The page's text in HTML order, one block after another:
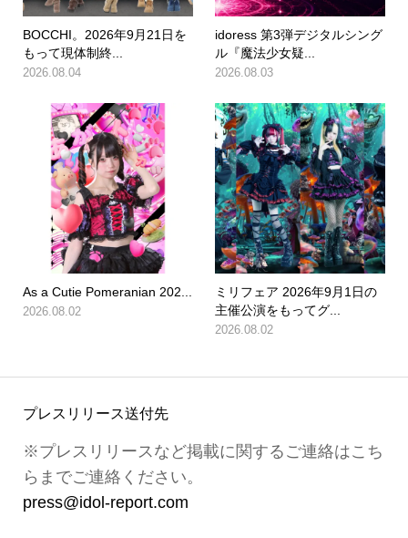
BOCCHI。2026年9月21日を
もって現体制終...
2026.08.04
idoress 第3弾デジタルシング
ル『魔法少女疑...
2026.08.03
As a Cutie Pomeranian 202...
2026.08.02
ミリフェア 2026年9月1日の
主催公演をもってグ...
2026.08.02
プレスリリース送付先
※プレスリリースなど掲載に関するご連絡はこち
らまでご連絡ください。
press@idol-report.com